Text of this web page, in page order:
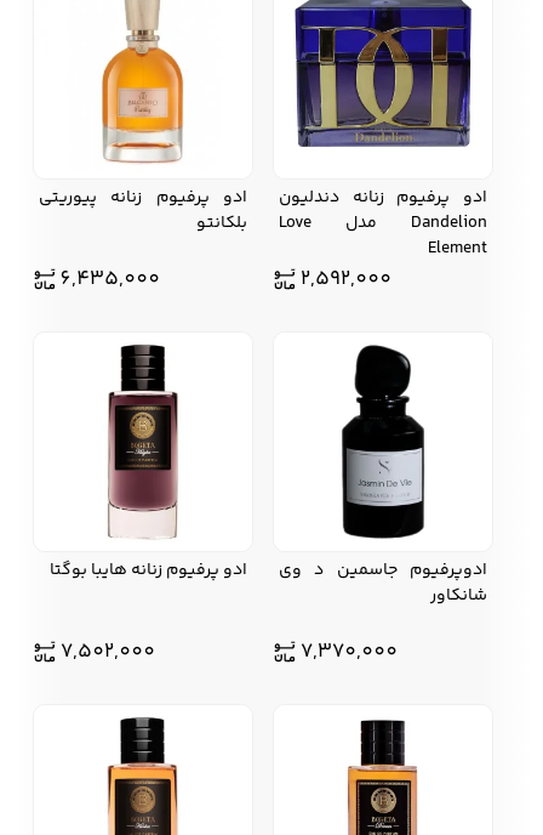
کفش مردانه شال و کلاه مردانه
لباس زیر و راحتی
مردانه
لباس زیر مردانه لباس راحتی مردانه
ادو پرفیوم زنانه دندلیون
Dandelion مدل Love
Element
2,592,000
ادو پرفیوم زنانه پیوریتی
بلکانتو
6,435,000
ادوپرفیوم جاسمین د وی
شانکاور
7,370,000
ادو پرفیوم زنانه هایبا بوگتا
7,502,000